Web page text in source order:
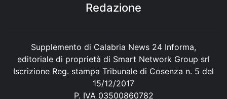
Redazione
Supplemento di Calabria News 24 Informa,
editoriale di proprietà di Smart Network Group srl
Iscrizione Reg. stampa Tribunale di Cosenza n. 5 del
15/12/2017
P. IVA 03500860782